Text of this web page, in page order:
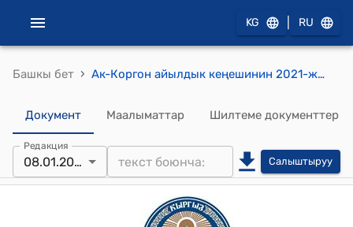
KG RU
Башкы бет › Ак-Коргон айылдык кеңешинин 2021-жылдын 8-январындагы № 26 "Ак-Коргон айыл аймагынын Сафед-Булан айылындагы №5-ҮДТ нүн ажатканасын куруу чаралары жөнүндө" токтому
Документ Маалыматтар Шилтеме документтер
Редакция
08.01.2021 Салыштыруу